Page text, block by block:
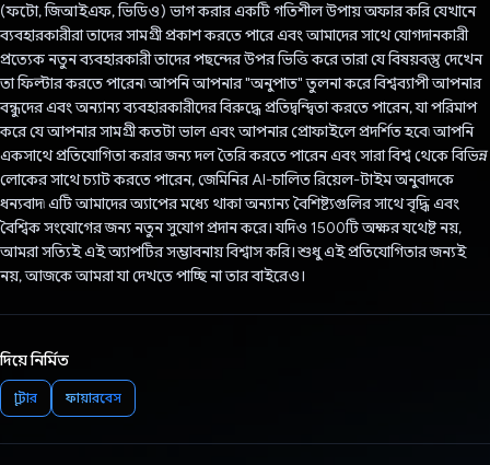
(ফটো, জিআইএফ, ভিডিও) ভাগ করার একটি গতিশীল উপায় অফার করি যেখানে
ব্যবহারকারীরা তাদের সামগ্রী প্রকাশ করতে পারে এবং আমাদের সাথে যোগদানকারী
প্রত্যেক নতুন ব্যবহারকারী তাদের পছন্দের উপর ভিত্তি করে তারা যে বিষয়বস্তু দেখেন
তা ফিল্টার করতে পারেন৷ আপনি আপনার "অনুপাত" তুলনা করে বিশ্বব্যাপী আপনার
বন্ধুদের এবং অন্যান্য ব্যবহারকারীদের বিরুদ্ধে প্রতিদ্বন্দ্বিতা করতে পারেন, যা পরিমাপ
করে যে আপনার সামগ্রী কতটা ভাল এবং আপনার প্রোফাইলে প্রদর্শিত হবে৷ আপনি
একসাথে প্রতিযোগিতা করার জন্য দল তৈরি করতে পারেন এবং সারা বিশ্ব থেকে বিভিন্ন
লোকের সাথে চ্যাট করতে পারেন, জেমিনির AI-চালিত রিয়েল-টাইম অনুবাদকে
ধন্যবাদ৷ এটি আমাদের অ্যাপের মধ্যে থাকা অন্যান্য বৈশিষ্ট্যগুলির সাথে বৃদ্ধি এবং
বৈশ্বিক সংযোগের জন্য নতুন সুযোগ প্রদান করে। যদিও 1500টি অক্ষর যথেষ্ট নয়,
আমরা সত্যিই এই অ্যাপটির সম্ভাবনায় বিশ্বাস করি। শুধু এই প্রতিযোগিতার জন্যই
নয়, আজকে আমরা যা দেখতে পাচ্ছি না তার বাইরেও।
দিয়ে নির্মিত
ফ্লাটার ফায়ারবেস